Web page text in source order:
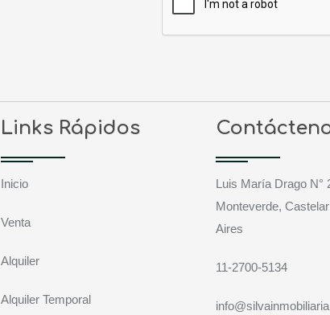
Links Rápidos
Inicio
Venta
Alquiler
Alquiler Temporal
Luis María Drago N°
Monteverde,
Aires
11-2700-5134